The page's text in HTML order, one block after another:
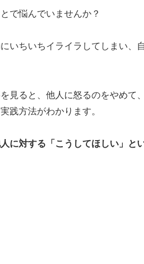
で悩んでいませんか？
いちいちイライラしてしまい、
を見ると、他人に怒るのをやめ
践方法がわかります。
に対する「こうしてほしい」と